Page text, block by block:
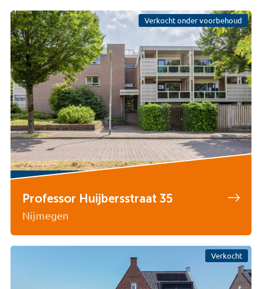
Verkocht onder voorbehoud
Professor Huijbersstraat 35
Nijmegen
Verkocht